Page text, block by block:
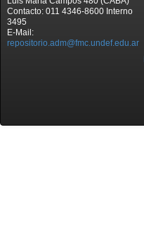
Contacto: 011 4346-8600 Interno
3495
E-Mail:
repositorio.adm@fmc.undef.edu.ar